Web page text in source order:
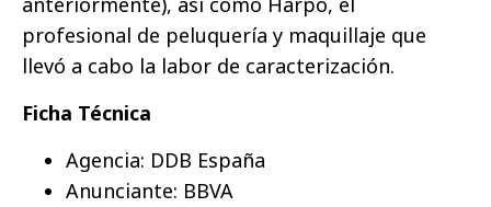
profesional de peluquería y maquillaje que
llevó a cabo la labor de caracterización.
Ficha Técnica
Agencia: DDB España
Anunciante: BBVA